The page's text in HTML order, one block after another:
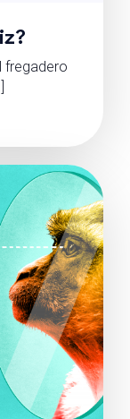
fregadero